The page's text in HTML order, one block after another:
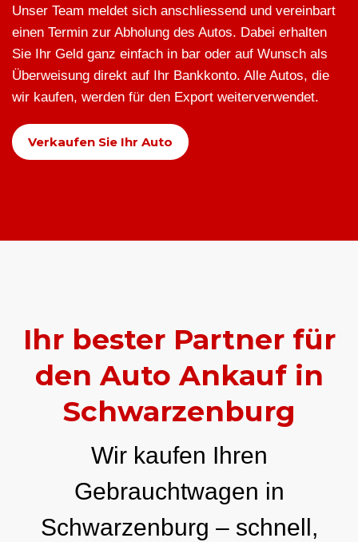
Unser Team meldet sich anschliessend und vereinbart
einen Termin zur Abholung des Autos. Dabei erhalten
Sie Ihr Geld ganz einfach in bar oder auf Wunsch als
Überweisung direkt auf Ihr Bankkonto. Alle Autos, die
wir kaufen, werden für den Export weiterverwendet.
Verkaufen Sie Ihr Auto
Ihr bester Partner für
den Auto Ankauf in
Schwarzenburg
Wir kaufen Ihren
Gebrauchtwagen in
Schwarzenburg – schnell,